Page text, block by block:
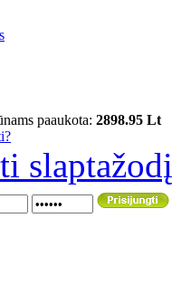
paaukota: 2898.95 Lt
slaptažodį